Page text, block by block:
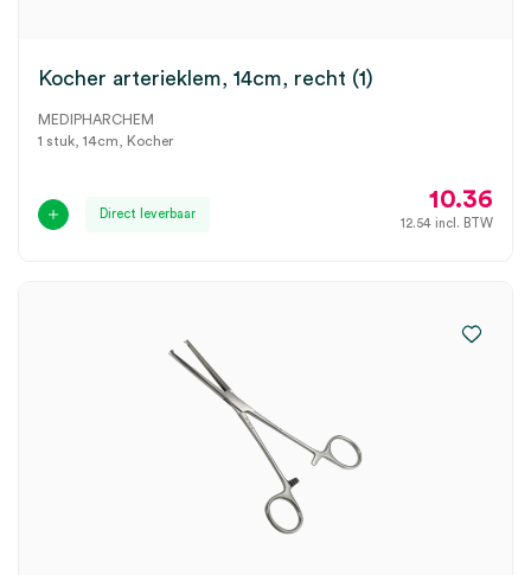
Kocher arterieklem, 14cm, recht (1)
MEDIPHARCHEM
1 stuk, 14cm, Kocher
Direct leverbaar
10.36
12.54 incl. BTW